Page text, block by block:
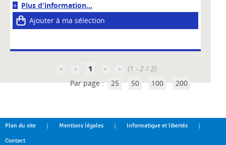
Plus d'information...
Ajouter à ma sélection
1
(1 - 2 / 2)
Par page : 25 50 100 200
Plan du site | Mentions légales | Informatique et libertés |
Contact